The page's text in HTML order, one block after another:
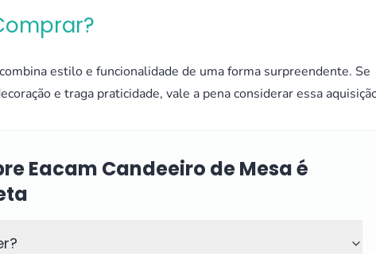
combina estilo e funcionalidade de uma forma surpreendente. Se
e traga praticidade, vale a pena considerar essa
Eacam Candeeiro de Mesa é